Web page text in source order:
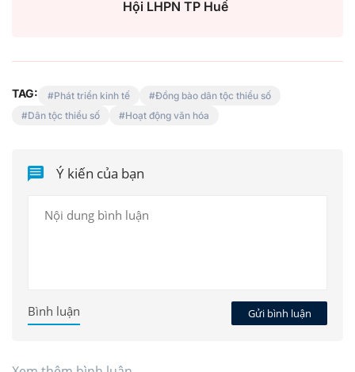
Hội LHPN TP Huế
TAG: Phát triển kinh tế
Đồng bào dân tộc thiểu số
Dân tộc thiểu số
Hoạt động văn hóa
Ý kiến của bạn
Gửi bình luận
Bình luận